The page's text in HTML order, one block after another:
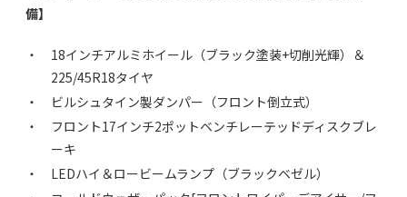
備】
・ 18インチアルミホイール（ブラック塗装+切削光輝）＆
225/45R18タイヤ
・ ビルシュタイン製ダンパー（フロント倒立式）
・ フロント17インチ2ポットベンチレーテッドディスクブレ
ーキ
・ LEDハイ＆ロービームランプ（ブラックベゼル）